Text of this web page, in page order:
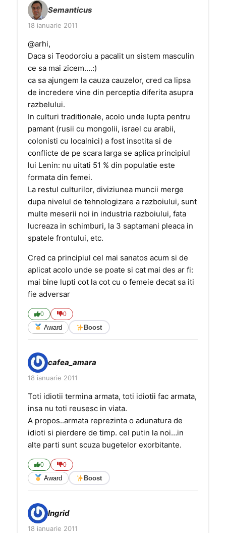
Semanticus
18 ianuarie 2011
@arhi,
Daca si Teodoroiu a pacalit un sistem masculin
ce sa mai zicem….:)
ca sa ajungem la cauza cauzelor, cred ca lipsa
de incredere vine din perceptia diferita asupra
razbelului.
In culturi traditionale, acolo unde lupta pentru
pamant (rusii cu mongolii, israel cu arabii,
colonisti cu localnici) a fost insotita si de
conflicte de pe scara larga se aplica principiul
lui Lenin: nu uitati 51 % din populatie este
formata din femei.
La restul culturilor, diviziunea muncii merge
dupa nivelul de tehnologizare a razboiului, sunt
multe meserii noi in industria razboiului, fata
lucreaza in schimburi, la 3 saptamani pleaca in
spatele frontului, etc.
Cred ca principiul cel mai sanatos acum si de
aplicat acolo unde se poate si cat mai des ar fi:
mai bine lupti cot la cot cu o femeie decat sa iti
fie adversar
0 0
Award Boost
cafea_amara
18 ianuarie 2011
Toti idiotii termina armata, toti idiotii fac armata,
insa nu toti reusesc in viata.
A propos..armata reprezinta o adunatura de
idioti si pierdere de timp. cel putin la noi…in
alte parti sunt scuza bugetelor exorbitante.
0 0
Award Boost
Ingrid
18 ianuarie 2011